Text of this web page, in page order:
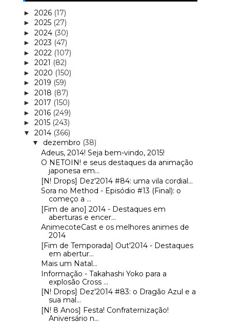
► 2026 (17)
► 2025 (27)
► 2024 (30)
► 2023 (47)
► 2022 (107)
► 2021 (82)
► 2020 (150)
► 2019 (59)
► 2018 (87)
► 2017 (150)
► 2016 (249)
► 2015 (243)
▼ 2014 (366)
▼ dezembro (38)
Adeus, 2014! Seja bem-vindo, 2015!
O NETOIN! e seus destaques da animação
japonesa em...
[N! Drops] Dez'2014 #84: uma vila cordial...
Sora no Method - Episódio #13 (Final): o
começo a ...
[Fim de ano] 2014 - Destaques em
aberturas e encer...
AnimecoteCast e os melhores animes de
2014
[Fim de Temporada] Out'2014 - Destaques
em abertur...
Mais um Natal...
Informação - Takahashi Yoko para a
explosão Cross ...
[N! Drops] Dez'2014 #83: o Dragão Azul e a
sua mal...
[N! 8 Anos] Festa! Confraternização!
Aniversário n...